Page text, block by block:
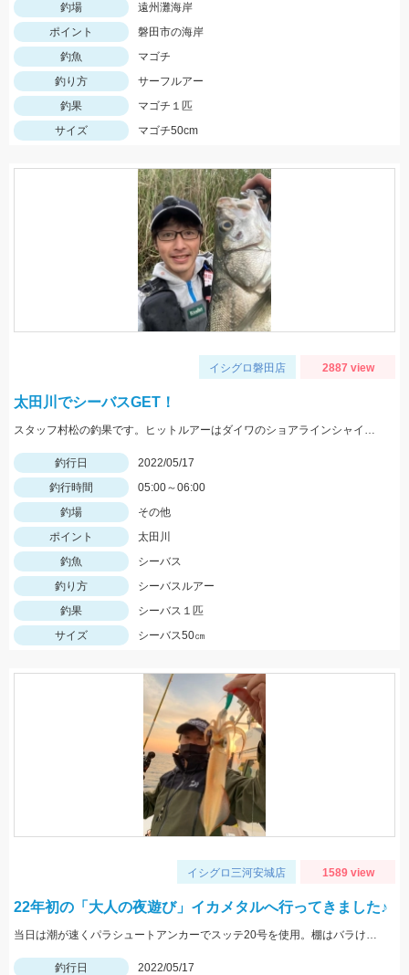
釣場
遠州灘海岸
ポイント
磐田市の海岸
釣魚
マゴチ
釣り方
サーフルアー
釣果
マゴチ１匹
サイズ
マゴチ50cm
イシグロ磐田店 2887 view
太田川でシーバスGET！
スタッフ村松の釣果です。ヒットルアーはダイワのショアラインシャイナーZバーティス80Sのゴールドカラー。
釣行日
2022/05/17
釣行時間
05:00～06:00
釣場
その他
ポイント
太田川
釣魚
シーバス
釣り方
シーバスルアー
釣果
シーバス１匹
サイズ
シーバス50㎝
イシグロ三河安城店 1589 view
22年初の「大人の夜遊び」イカメタルへ行ってきました♪
当日は潮が速くパラシュートアンカーでスッテ20号を使用。棚はバラけていますがボトムが一番反応が良かったです。
釣行日
2022/05/17